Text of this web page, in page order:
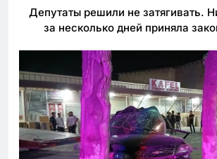
Депутаты решили не затягивать.
за несколько дней приняла